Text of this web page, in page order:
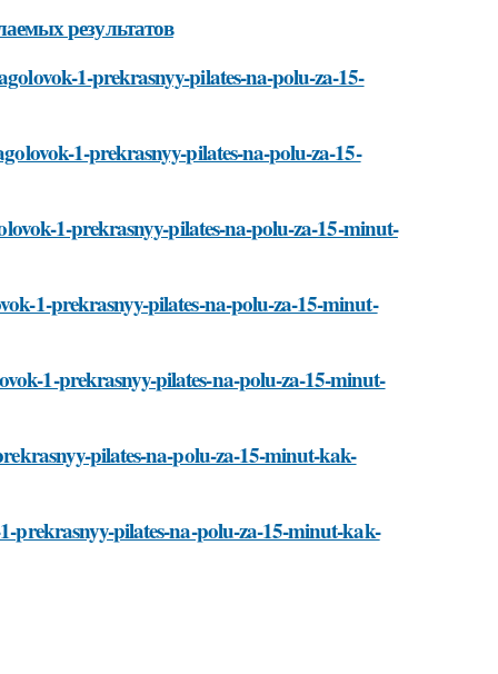
результатов
1-prekrasnyy-pilates-na-polu-za-15-
1-prekrasnyy-pilates-na-polu-za-15-
1-prekrasnyy-pilates-na-polu-za-15-minut-
1-prekrasnyy-pilates-na-polu-za-15-minut-
1-prekrasnyy-pilates-na-polu-za-15-minut-
pilates-na-polu-za-15-minut-kak-
prekrasnyy-pilates-na-polu-za-15-minut-kak-